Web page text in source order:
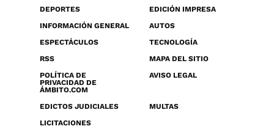
DEPORTES
EDICIÓN IMPRESA
INFORMACIÓN GENERAL
AUTOS
ESPECTÁCULOS
TECNOLOGÍA
RSS
MAPA DEL SITIO
POLÍTICA DE
PRIVACIDAD DE
ÁMBITO.COM
AVISO LEGAL
EDICTOS JUDICIALES
MULTAS
LICITACIONES